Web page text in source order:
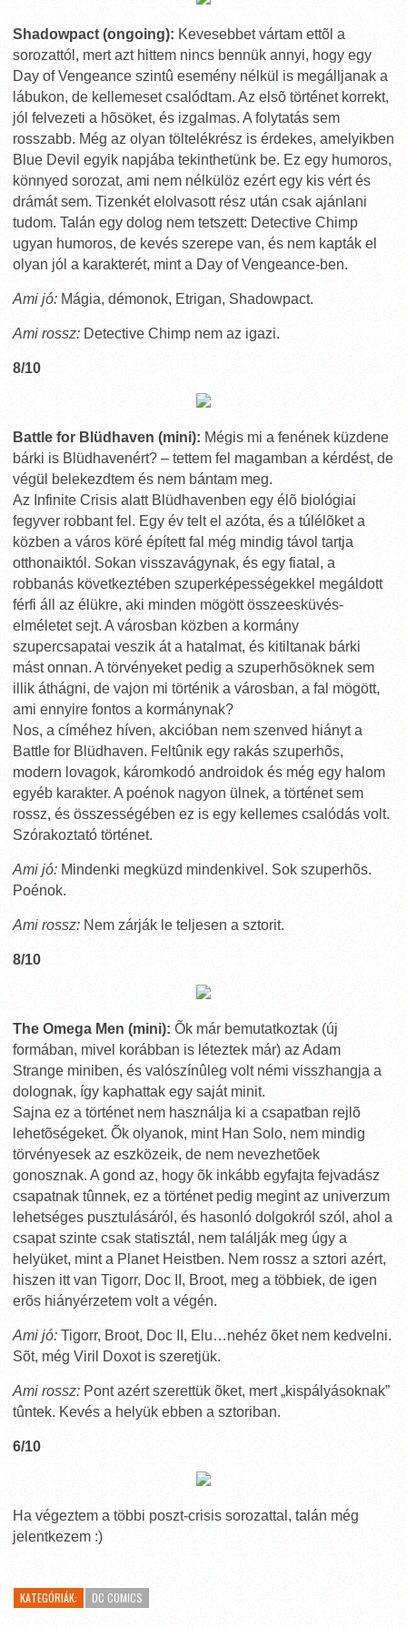
Shadowpact (ongoing): Kevesebbet vártam ettõl a
sorozattól, mert azt hittem nincs bennük annyi, hogy egy
Day of Vengeance szintû esemény nélkül is megálljanak a
lábukon, de kellemeset csalódtam. Az elsõ történet korrekt,
jól felvezeti a hõsöket, és izgalmas. A folytatás sem
rosszabb. Még az olyan töltelékrész is érdekes, amelyikben
Blue Devil egyik napjába tekinthetünk be. Ez egy humoros,
könnyed sorozat, ami nem nélkülöz ezért egy kis vért és
drámát sem. Tizenkét elolvasott rész után csak ajánlani
tudom. Talán egy dolog nem tetszett: Detective Chimp
ugyan humoros, de kevés szerepe van, és nem kapták el
olyan jól a karakterét, mint a Day of Vengeance-ben.
Ami jó: Mágia, démonok, Etrigan, Shadowpact.
Ami rossz: Detective Chimp nem az igazi.
8/10
Battle for Blüdhaven (mini): Mégis mi a fenének küzdene
bárki is Blüdhavenért? – tettem fel magamban a kérdést, de
végül belekezdtem és nem bántam meg.
Az Infinite Crisis alatt Blüdhavenben egy élõ biológiai
fegyver robbant fel. Egy év telt el azóta, és a túlélõket a
közben a város köré épített fal még mindig távol tartja
otthonaiktól. Sokan visszavágynak, és egy fiatal, a
robbanás következtében szuperképességekkel megáldott
férfi áll az élükre, aki minden mögött összeesküvés-
elméletet sejt. A városban közben a kormány
szupercsapatai veszik át a hatalmat, és kitiltanak bárki
mást onnan. A törvényeket pedig a szuperhõsöknek sem
illik áthágni, de vajon mi történik a városban, a fal mögött,
ami ennyire fontos a kormánynak?
Nos, a címéhez híven, akcióban nem szenved hiányt a
Battle for Blüdhaven. Feltûnik egy rakás szuperhõs,
modern lovagok, káromkodó androidok és még egy halom
egyéb karakter. A poénok nagyon ülnek, a történet sem
rossz, és összességében ez is egy kellemes csalódás volt.
Szórakoztató történet.
Ami jó: Mindenki megküzd mindenkivel. Sok szuperhõs.
Poénok.
Ami rossz: Nem zárják le teljesen a sztorit.
8/10
The Omega Men (mini): Õk már bemutatkoztak (új
formában, mivel korábban is léteztek már) az Adam
Strange miniben, és valószínûleg volt némi visszhangja a
dolognak, így kaphattak egy saját minit.
Sajna ez a történet nem használja ki a csapatban rejlõ
lehetõségeket. Õk olyanok, mint Han Solo, nem mindig
törvényesek az eszközeik, de nem nevezhetõek
gonosznak. A gond az, hogy õk inkább egyfajta fejvadász
csapatnak tûnnek, ez a történet pedig megint az univerzum
lehetséges pusztulásáról, és hasonló dolgokról szól, ahol a
csapat szinte csak statisztál, nem találják meg úgy a
helyüket, mint a Planet Heistben. Nem rossz a sztori azért,
hiszen itt van Tigorr, Doc II, Broot, meg a többiek, de igen
erõs hiányérzetem volt a végén.
Ami jó: Tigorr, Broot, Doc II, Elu…nehéz õket nem kedvelni.
Sõt, még Viril Doxot is szeretjük.
Ami rossz: Pont azért szerettük õket, mert „kispályásoknak”
tûntek. Kevés a helyük ebben a sztoriban.
6/10
Ha végeztem a többi poszt-crisis sorozattal, talán még
jelentkezem :)
KATEGÓRIÁK: DC COMICS